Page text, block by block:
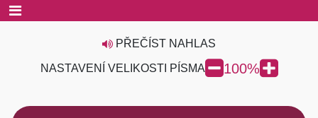
PŘEČÍST NAHLAS
NASTAVENÍ VELIKOSTI PÍSMA 100%